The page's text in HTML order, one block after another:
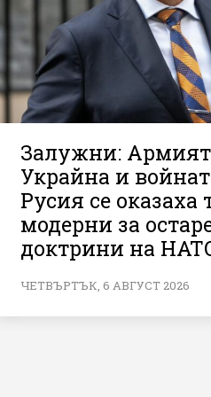
Залужни:
Украйна и
Русия се оказаха
модерни за
доктрини на
ЧЕТВЪРТЪК, 6 АВГУСТ 2026